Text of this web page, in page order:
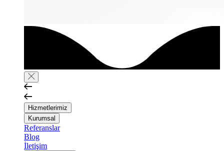
Hizmetlerimiz
Kurumsal
Referanslar
Blog
İletişim